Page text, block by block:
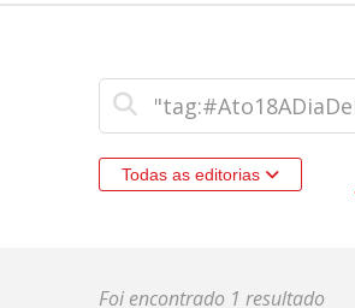
Todas as editorias
Foi encontrado 1 resultado